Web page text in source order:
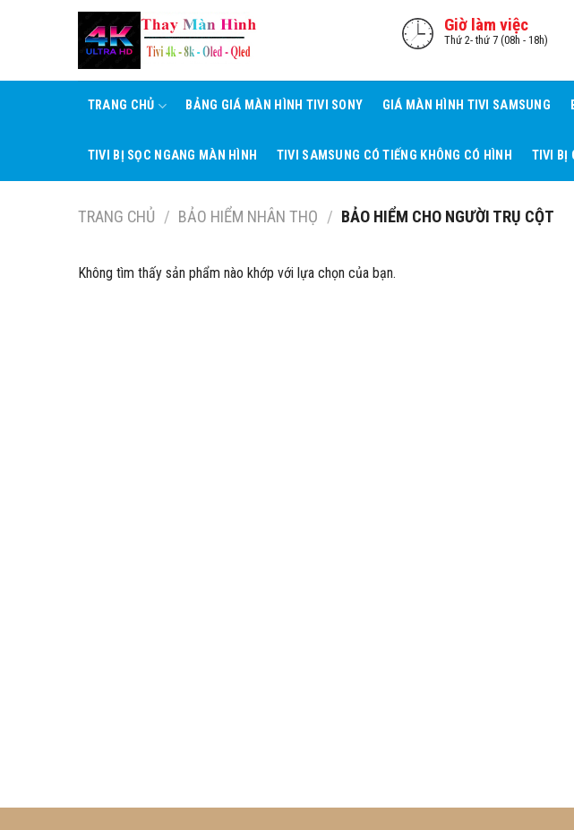
Giờ làm việc
Thứ 2- thứ 7 (08h - 18h)
TRANG CHỦ BẢNG GIÁ MÀN HÌNH TIVI SONY GIÁ MÀN HÌNH TIVI SAMSUNG
TIVI BỊ SỌC NGANG MÀN HÌNH TIVI SAMSUNG CÓ TIẾNG KHÔNG CÓ HÌNH TIVI BỊ
TRANG CHỦ / BẢO HIỂM NHÂN THỌ / BẢO HIỂM CHO NGƯỜI TRỤ CỘT
Không tìm thấy sản phẩm nào khớp với lựa chọn của bạn.